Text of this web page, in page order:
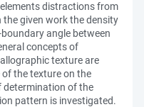
distractions from
given work the density
angle between
concepts of
texture are
the texture on the
determination of the
pattern is investigated.